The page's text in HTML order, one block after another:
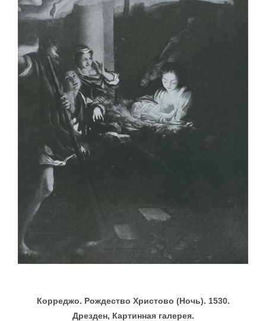
Корреджо. Рождество Христово (Ночь). 1530.
Дрезден, Картинная галерея.